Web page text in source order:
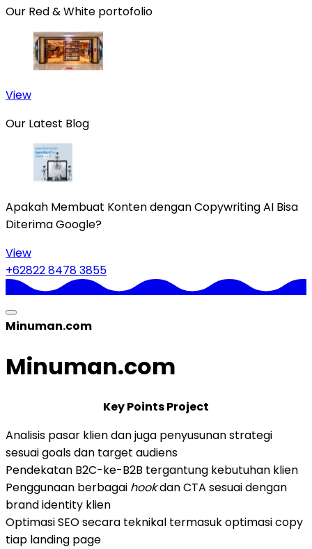
Our Red & White portofolio
View
Our Latest Blog
Apakah Membuat Konten dengan Copywriting AI Bisa
Diterima Google?
View
+62822 8478 3855
Minuman.com
Minuman.com
Key Points Project
Analisis pasar klien dan juga penyusunan strategi
sesuai goals dan target audiens
Pendekatan B2C-ke-B2B tergantung kebutuhan klien
Penggunaan berbagai hookdan CTA sesuai dengan
brand identity klien
Optimasi SEO secara teknikal termasuk optimasi copy
tiap landing page